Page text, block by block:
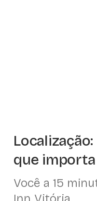
que importa
Você a 15